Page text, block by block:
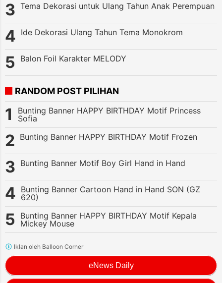
Tema Dekorasi untuk Ulang Tahun Anak Perempuan
Ide Dekorasi Ulang Tahun Tema Monokrom
Balon Foil Karakter MELODY
RANDOM POST PILIHAN
Bunting Banner HAPPY BIRTHDAY Motif Princess
Sofia
Bunting Banner HAPPY BIRTHDAY Motif Frozen
Bunting Banner Motif Boy Girl Hand in Hand
Bunting Banner Cartoon Hand in Hand SON (GZ
620)
Bunting Banner HAPPY BIRTHDAY Motif Kepala
Mickey Mouse
eNews Daily
Iklan oleh Balloon Corner